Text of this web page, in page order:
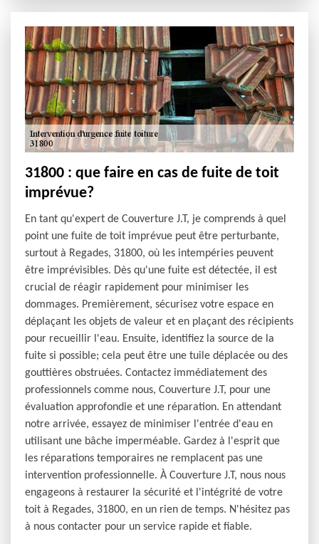
31800 : que faire en cas de fuite de toit
imprévue?
En tant qu'expert de Couverture J.T, je comprends à quel
point une fuite de toit imprévue peut être perturbante,
surtout à Regades, 31800, où les intempéries peuvent
être imprévisibles. Dès qu'une fuite est détectée, il est
crucial de réagir rapidement pour minimiser les
dommages. Premièrement, sécurisez votre espace en
déplaçant les objets de valeur et en plaçant des récipients
pour recueillir l'eau. Ensuite, identifiez la source de la
fuite si possible; cela peut être une tuile déplacée ou des
gouttières obstruées. Contactez immédiatement des
professionnels comme nous, Couverture J.T, pour une
évaluation approfondie et une réparation. En attendant
notre arrivée, essayez de minimiser l'entrée d'eau en
utilisant une bâche imperméable. Gardez à l'esprit que
les réparations temporaires ne remplacent pas une
intervention professionnelle. À Couverture J.T, nous nous
engageons à restaurer la sécurité et l'intégrité de votre
toit à Regades, 31800, en un rien de temps. N'hésitez pas
à nous contacter pour un service rapide et fiable.